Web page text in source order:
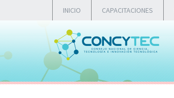
INICIO CAPACITACIONES